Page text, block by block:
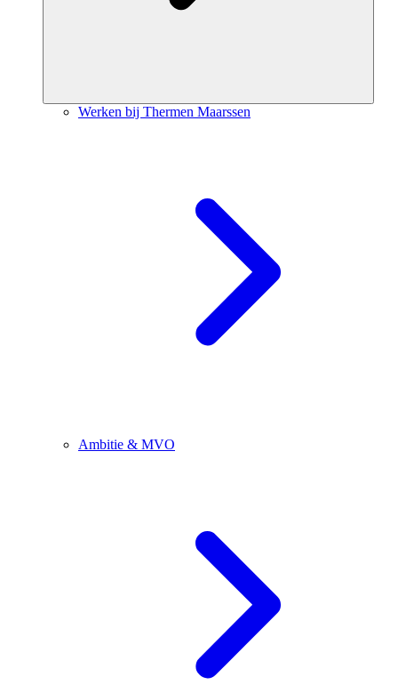
Werken bij Thermen Maarssen
Ambitie & MVO